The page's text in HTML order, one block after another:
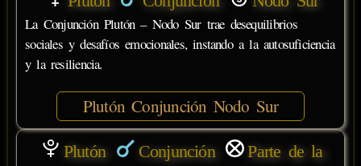
La Conjunción Plutón – Nodo Sur trae desequilibrios
sociales y desafíos emocionales, instando a la autosuficiencia
y la resiliencia.
Plutón Conjunción Nodo Sur
Plutón Conjunción
Parte de la